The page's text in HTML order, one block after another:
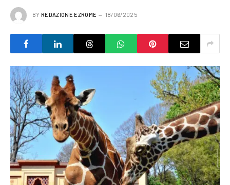
BY REDAZIONE EZROME 18/06/2025